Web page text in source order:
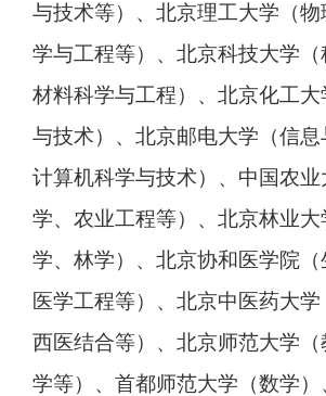
与技术等）、北京理工大学（
学与工程等）、北京科技大学（
材料科学与工程）、北京化工
与技术）、北京邮电大学（信息
计算机科学与技术）、中国农业
学、农业工程等）、北京林业
学、林学）、北京协和医学院
医学工程等）、北京中医药大
西医结合等）、北京师范大学（
学等）、首都师范大学（数学